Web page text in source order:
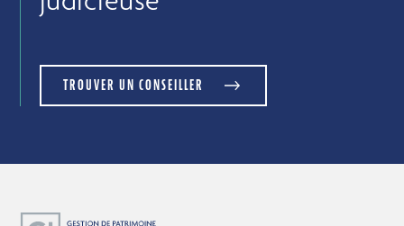
TROUVER UN CONSEILLER